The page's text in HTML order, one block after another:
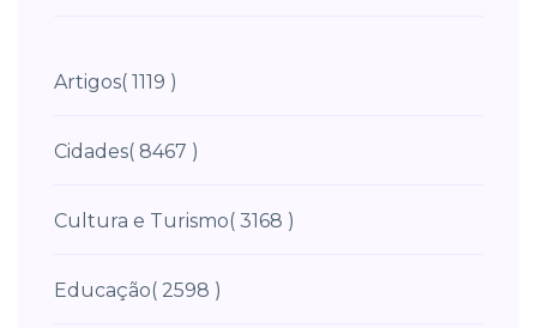
Artigos( 1119 )
Cidades( 8467 )
Cultura e Turismo( 3168 )
Educação( 2598 )